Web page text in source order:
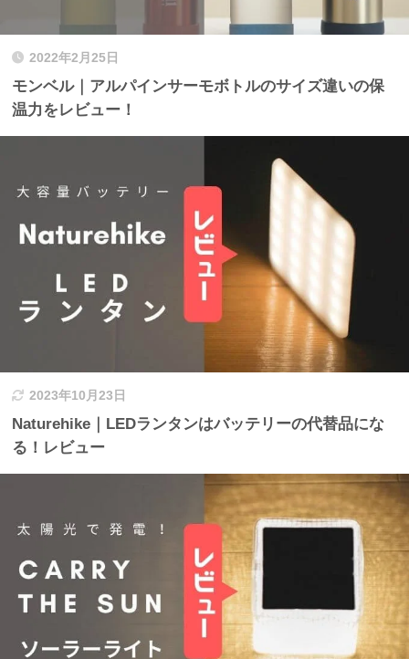
2022年2月25日
モンベル｜アルパインサーモボトルのサイズ違いの保
温力をレビュー！
2023年10月23日
Naturehike｜LEDランタンはバッテリーの代替品にな
る！レビュー